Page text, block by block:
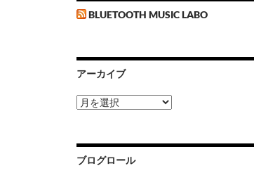
BLUETOOTH MUSIC LABO
アーカイブ
ア
ー
ブ
ブログロール